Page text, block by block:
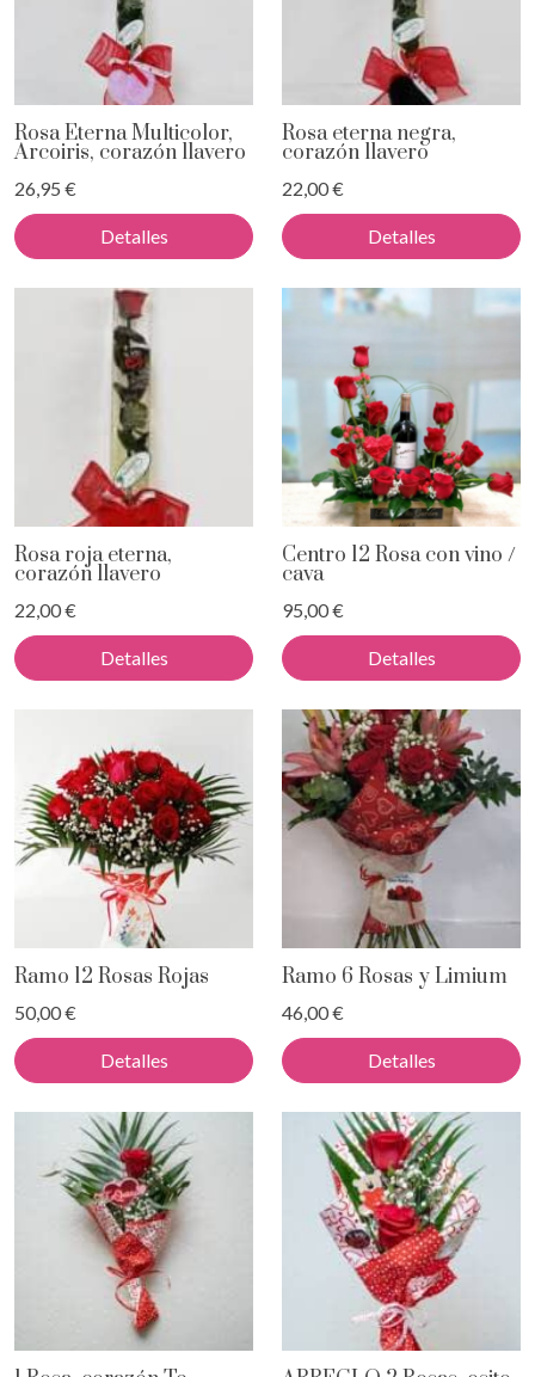
Rosa Eterna Multicolor,
Arcoiris, corazón llavero
26,95 €
Detalles
Rosa eterna negra,
corazón llavero
22,00 €
Detalles
Rosa roja eterna,
corazón llavero
22,00 €
Detalles
Centro 12 Rosa con vino /
cava
95,00 €
Detalles
Ramo 12 Rosas Rojas
50,00 €
Detalles
Ramo 6 Rosas y Limium
46,00 €
Detalles